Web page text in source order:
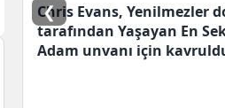
Chris Evans, Yenilmezler
tarafından Yaşayan En
Adam unvanı için
❮